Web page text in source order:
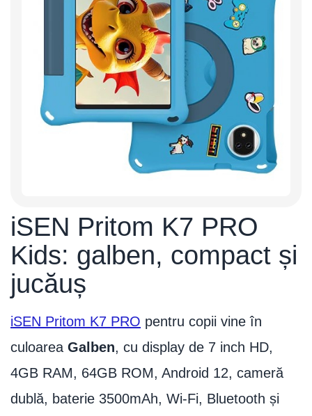
iSEN Pritom K7 PRO
Kids: galben, compact și
jucăuș
iSEN Pritom K7 PRO pentru copii vine în
culoarea Galben, cu display de 7 inch HD,
4GB RAM, 64GB ROM, Android 12, cameră
dublă, baterie 3500mAh, Wi-Fi, Bluetooth și